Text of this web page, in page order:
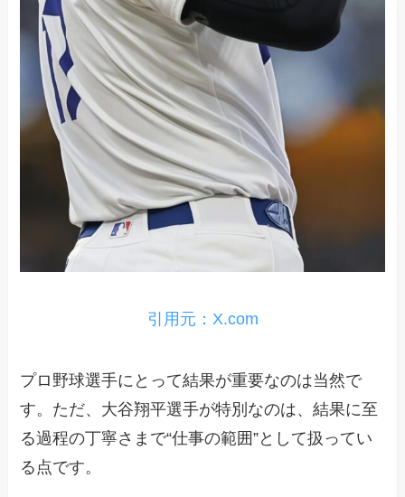
引用元：X.com
プロ野球選手にとって結果が重要なのは当然で
す。ただ、大谷翔平選手が特別なのは、結果に至
る過程の丁寧さまで“仕事の範囲”として扱ってい
る点です。